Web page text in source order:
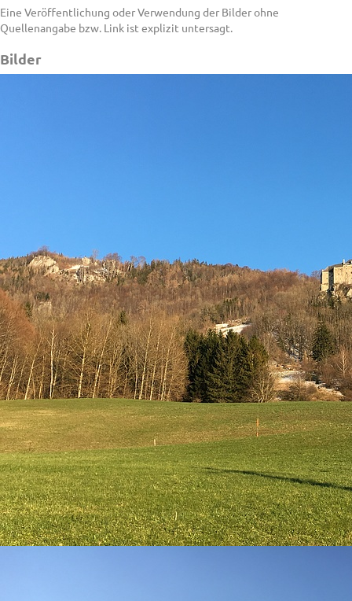
Eine Veröffentlichung oder Verwendung der Bilder ohne
Quellenangabe bzw. Link ist explizit untersagt.
Bilder